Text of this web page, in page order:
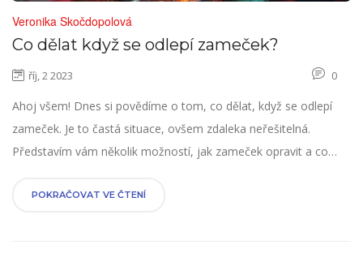
Veronika Skočdopolová
Co dělat když se odlepí zameček?
říj, 2 2023 0
Ahoj všem! Dnes si povědíme o tom, co dělat, když se odlepí
zameček. Je to častá situace, ovšem zdaleka neřešitelná.
Představím vám několik možností, jak zameček opravit a co
připraveni na každou situaci, do které život přijde. S pojistkou na
POKRAČOVAT VE ČTENÍ